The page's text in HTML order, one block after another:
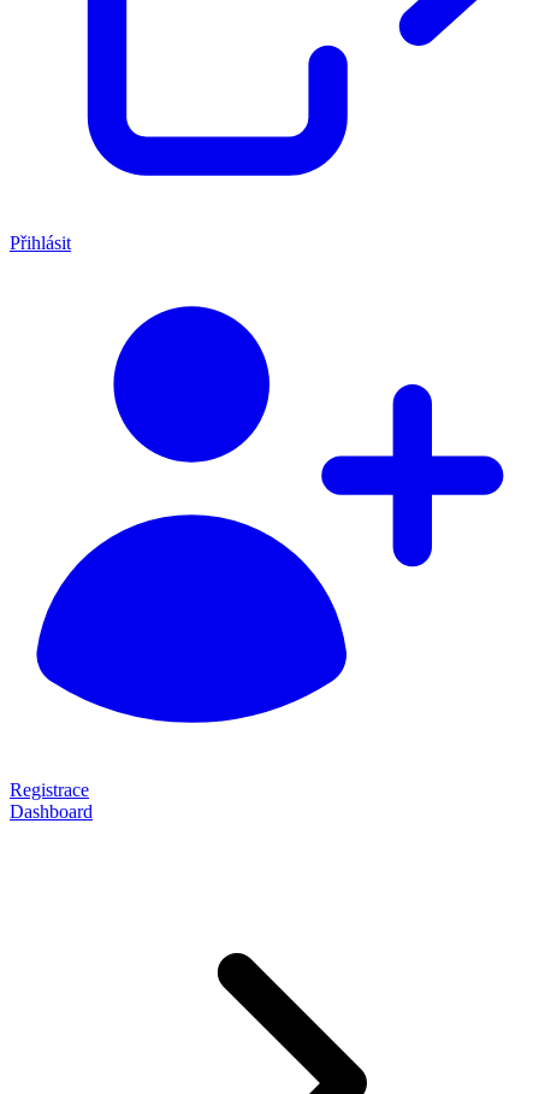
Přihlásit
Registrace
Dashboard